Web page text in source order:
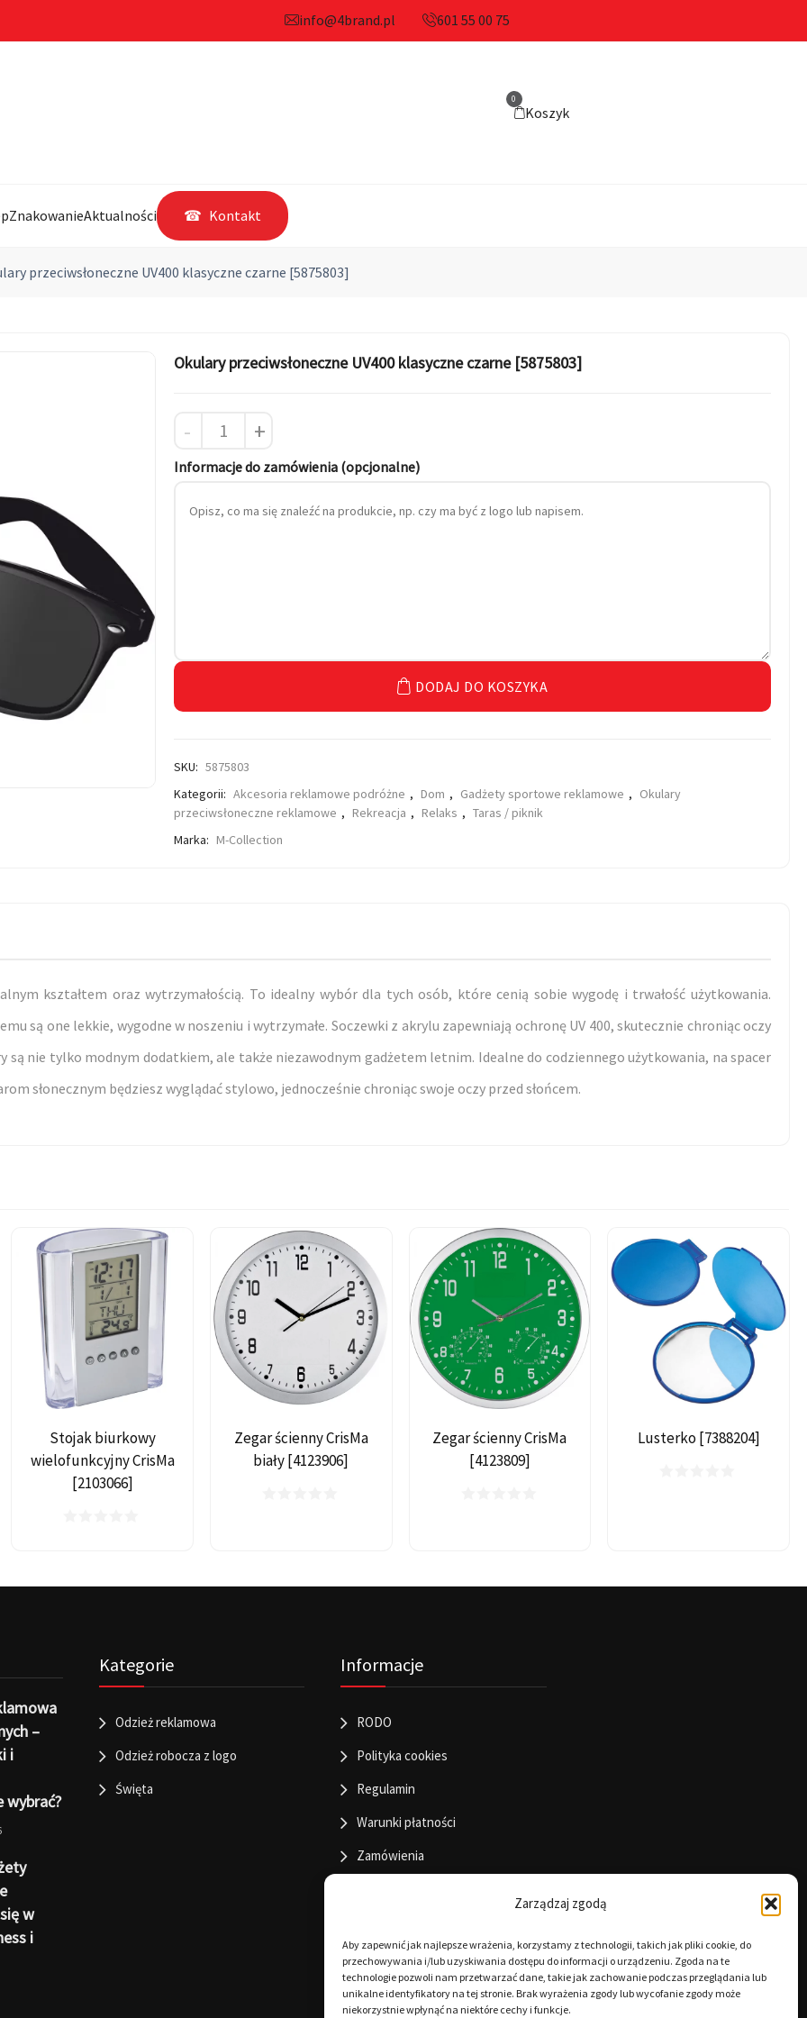
Zarządzaj zgodą
Aby zapewnić jak najlepsze wrażenia, korzystamy z technologii, takich jak pliki cookie, do
przechowywania i/lub uzyskiwania dostępu do informacji o urządzeniu. Zgoda na te
technologie pozwoli nam przetwarzać dane, takie jak zachowanie podczas przeglądania lub
unikalne identyfikatory na tej stronie. Brak wyrażenia zgody lub wycofanie zgody może
niekorzystnie wpłynąć na niektóre cechy i funkcje.
info@4brand.pl 601 55 00 75
0
Koszyk
ZnakowanieAktualności Kontakt
przeciwsłoneczne UV400 klasyczne czarne [5875803]
Okulary przeciwsłoneczne UV400 klasyczne czarne [5875803]
- +
Informacje do zamówienia (opcjonalne)
DODAJ DO KOSZYKA
SKU: 5875803
Kategorii: Akcesoria reklamowe podróżne , Dom , Gadżety sportowe reklamowe , Okulary
przeciwsłoneczne reklamowe , Rekreacja , Relaks , Taras / piknik
Marka: M-Collection
kształtem oraz wytrzymałością. To idealny wybór dla tych osób, które cenią sobie wygodę i trwałość użytkowania.
są one lekkie, wygodne w noszeniu i wytrzymałe. Soczewki z akrylu zapewniają ochronę UV 400, skutecznie chroniąc oczy
są nie tylko modnym dodatkiem, ale także niezawodnym gadżetem letnim. Idealne do codziennego użytkowania, na spacer
słonecznym będziesz wyglądać stylowo, jednocześnie chroniąc swoje oczy przed słońcem.
Stojak biurkowy
wielofunkcyjny CrisMa
[2103066]
Zegar ścienny CrisMa
biały [4123906]
Zegar ścienny CrisMa
[4123809]
Lusterko [7388204]
–
i
wybrać?
w
i
Kategorie
Odzież reklamowa
Odzież robocza z logo
Święta
Informacje
RODO
Polityka cookies
Regulamin
Warunki płatności
Zamówienia